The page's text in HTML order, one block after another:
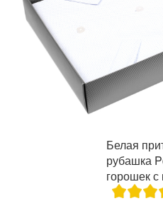
Белая
рубашка
горошек с